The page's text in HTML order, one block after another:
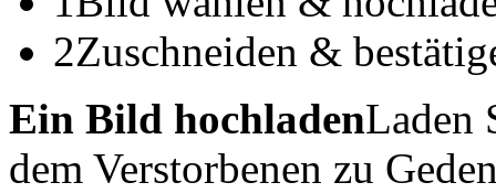
2Zuschneiden &
Ein Bild hochladenLaden
dem Verstorbenen zu